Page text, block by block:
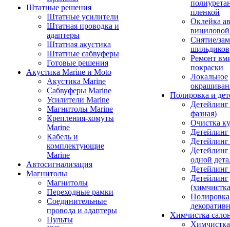
Штатные решения
Штатные усилители
Штатная проводка и
адаптеры
Штатная акустика
Штатные сабвуферы
Готовые решения
Акустика Marine и Moto
Акустика Marine
Сабвуферы Marine
Усилители Marine
Магнитолы Marine
Крепления-хомуты
Marine
Кабель и
комплектующие
Marine
Автосигнализация
Магнитолы
Магнитолы
Переходные рамки
Соединительные
провода и адаптеры
Пульты
пленкой
Оклейка
Снятие/
шильдиков
Ремонт
покраски
Локальное
Полировка и
фазная)
Очистка
Детейлинг
одной
Детейлинг
Полировка
Химчистка